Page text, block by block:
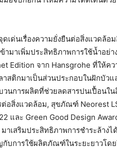
ด่นเรื่องความยั่งยืนต่อสิ่งแวดล้อ
ามาเพิ่มประสิทธิภาพการใช้น้ำอย่
Edition จาก Hansgrohe ที่ให้ค
สติกมาเป็นส่วนประกอบในฝักบัว
นการผลิตที่ช่วยลดสารปนเปื้อนใ
ต่อสิ่งแวดล้อม, สุขภัณฑ์ Neorest
และ Green Good Design
เสริมประสิทธิภาพการชำระล้างไ
กับการใช้ผลิตภัณฑ์ในระยะยาวโด